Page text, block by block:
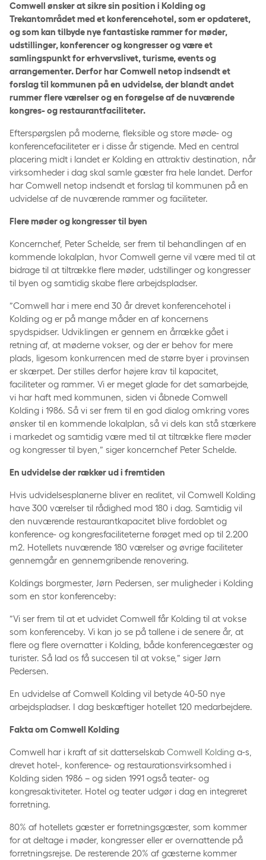
Comwell ønsker at sikre sin position i Kolding og
Trekantområdet med et konferencehotel, som er opdateret,
og som kan tilbyde nye fantastiske rammer for møder,
udstillinger, konferencer og kongresser og være et
samlingspunkt for erhvervslivet, turisme, events og
arrangementer. Derfor har Comwell netop indsendt et
forslag til kommunen på en udvidelse, der blandt andet
rummer flere værelser og en forøgelse af de nuværende
kongres- og restaurantfaciliteter.
Efterspørgslen på moderne, fleksible og store møde- og
konferencefaciliteter er i disse år stigende. Med en central
placering midt i landet er Kolding en attraktiv destination, når
virksomheder i dag skal samle gæster fra hele landet. Derfor
har Comwell netop indsendt et forslag til kommunen på en
udvidelse af de nuværende rammer og faciliteter.
Flere møder og kongresser til byen
Koncernchef, Peter Schelde, ser frem til behandlingen af en
kommende lokalplan, hvor Comwell gerne vil være med til at
bidrage til at tiltrække flere møder, udstillinger og kongresser
til byen og samtidig skabe flere arbejdspladser.
”Comwell har i mere end 30 år drevet konferencehotel i
Kolding og er på mange måder en af koncernens
spydspidser. Udviklingen er gennem en årrække gået i
retning af, at møderne vokser, og der er behov for mere
plads, ligesom konkurrencen med de større byer i provinsen
er skærpet. Der stilles derfor højere krav til kapacitet,
faciliteter og rammer. Vi er meget glade for det samarbejde,
vi har haft med kommunen, siden vi åbnede Comwell
Kolding i 1986. Så vi ser frem til en god dialog omkring vores
ønsker til en kommende lokalplan, så vi dels kan stå stærkere
i markedet og samtidig være med til at tiltrække flere møder
og kongresser til byen,” siger koncernchef Peter Schelde.
En udvidelse der rækker ud i fremtiden
Hvis udvidelsesplanerne bliver en realitet, vil Comwell Kolding
have 300 værelser til rådighed mod 180 i dag. Samtidig vil
den nuværende restaurantkapacitet blive fordoblet og
konference- og kongresfaciliteterne forøget med op til 2.200
m2. Hotellets nuværende 180 værelser og øvrige faciliteter
gennemgår en gennemgribende renovering.
Koldings borgmester, Jørn Pedersen, ser muligheder i Kolding
som en stor konferenceby:
”Vi ser frem til at et udvidet Comwell får Kolding til at vokse
som konferenceby. Vi kan jo se på tallene i de senere år, at
flere og flere overnatter i Kolding, både konferencegæster og
turister. Så lad os få succesen til at vokse,” siger Jørn
Pedersen.
En udvidelse af Comwell Kolding vil betyde 40-50 nye
arbejdspladser. I dag beskæftiger hotellet 120 medarbejdere.
Fakta om Comwell Kolding
Comwell har i kraft af sit datterselskab Comwell Kolding a-s,
drevet hotel-, konference- og restaurationsvirksomhed i
Kolding siden 1986 – og siden 1991 også teater- og
kongresaktiviteter. Hotel og teater udgør i dag en integreret
forretning.
80% af hotellets gæster er forretningsgæster, som kommer
for at deltage i møder, kongresser eller er overnattende på
forretningsrejse. De resterende 20% af gæsterne kommer